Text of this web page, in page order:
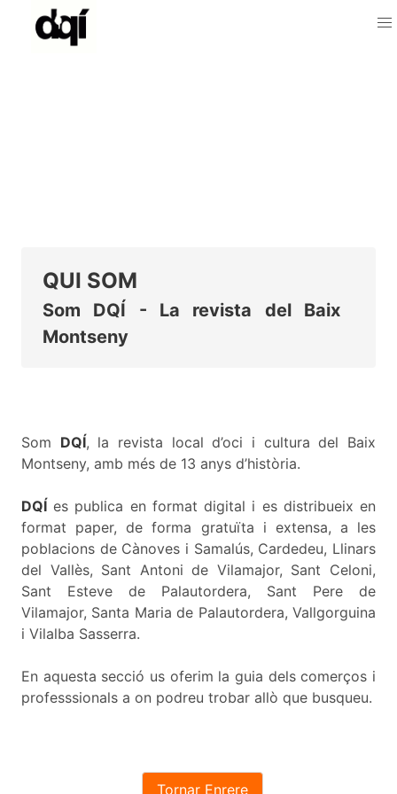
QUI SOM
Som DQÍ - La revista del Baix
Montseny
Som DQÍ, la revista local d’oci i cultura del Baix
Montseny, amb més de 13 anys d’història.
DQÍ es publica en format digital i es distribueix en
format paper, de forma gratuïta i extensa, a les
poblacions de Cànoves i Samalús, Cardedeu, Llinars
del Vallès, Sant Antoni de Vilamajor, Sant Celoni,
Sant Esteve de Palautordera, Sant Pere de
Vilamajor, Santa Maria de Palautordera, Vallgorguina
i Vilalba Sasserra.
En aquesta secció us oferim la guia dels comerços i
professsionals a on podreu trobar allò que busqueu.
Tornar Enrere